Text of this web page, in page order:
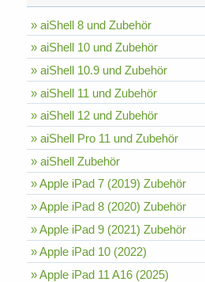
» aiShell 8 und Zubehör
» aiShell 10 und Zubehör
» aiShell 10.9 und Zubehör
» aiShell 11 und Zubehör
» aiShell 12 und Zubehör
» aiShell Pro 11 und Zubehör
» aiShell Zubehör
» Apple iPad 7 (2019) Zubehör
» Apple iPad 8 (2020) Zubehör
» Apple iPad 9 (2021) Zubehör
» Apple iPad 10 (2022)
» Apple iPad 11 A16 (2025)